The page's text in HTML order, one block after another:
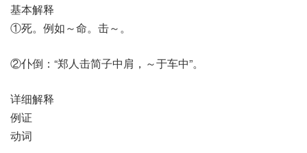
基本解释
①死。例如～命。击～。
②仆倒：“郑人击简子中肩，～于车中”。
详细解释
例证
动词